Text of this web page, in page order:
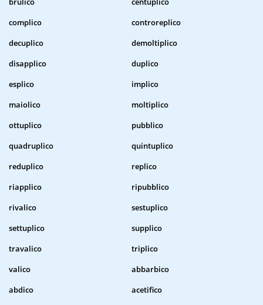
complico
controreplico
decuplico
demoltiplico
disapplico
duplico
esplico
implico
maiolico
moltiplico
ottuplico
pubblico
quadruplico
quintuplico
reduplico
replico
riapplico
ripubblico
rivalico
sestuplico
settuplico
supplico
travalico
triplico
valico
abbarbico
abdico
acetifico